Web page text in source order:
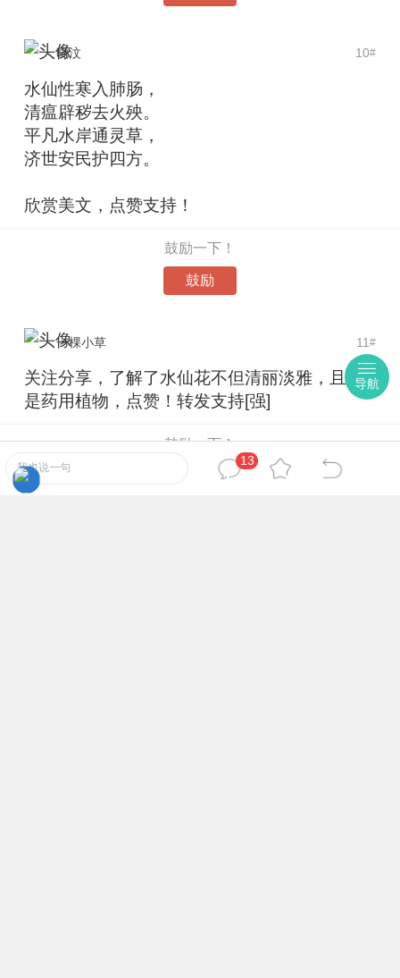
10#
晓汶
水仙性寒入肺肠，
清瘟辟秽去火殃。
平凡水岸通灵草，
济世安民护四方。
欣赏美文，点赞支持！
鼓励一下！
鼓励
11#
一棵小草
关注分享，了解了水仙花不但清丽淡雅，且还
是药用植物，点赞！转发支持[强]
鼓励一下！
我也说一句
13
导航